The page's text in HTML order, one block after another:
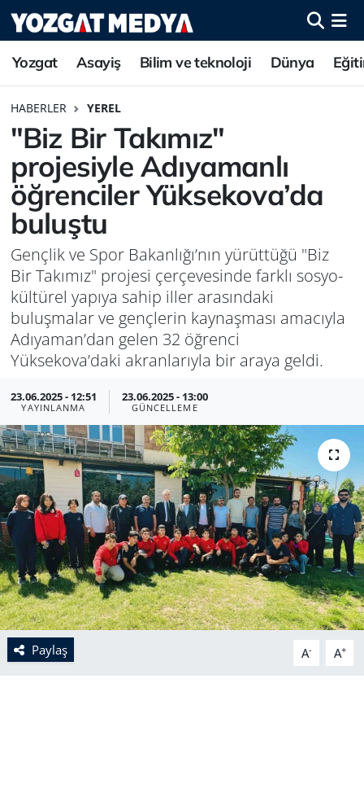
Yozgat Asayiş Bilim ve teknoloji Dünya
HABERLER YEREL
"Biz Bir Takımız"
projesiyle Adıyamanlı
öğrenciler Yüksekova’da
buluştu
Gençlik ve Spor Bakanlığı’nın yürüttüğü "Biz
Bir Takımız" projesi çerçevesinde farklı sosyo-
kültürel yapıya sahip iller arasındaki
buluşmalar ve gençlerin kaynaşması amacıyla
Adıyaman’dan gelen 32 öğrenci
Yüksekova’daki akranlarıyla bir araya geldi.
23.06.2025 - 12:51
YAYINLANMA
23.06.2025 - 13:00
GÜNCELLEME
Paylaş A- A+